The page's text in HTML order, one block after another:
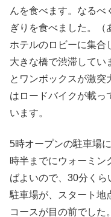
んを食べます。なるべ
ぎりを食べました。（
ホテルのロビーに集合
大きな橋で渋滞してい
とワンボックスが激突
はロードバイクが載っ
います。
5時オープンの駐車場
時半までにウォーミン
ばよいので、30分くら
駐車場が、スタート地
コースが目の前でした